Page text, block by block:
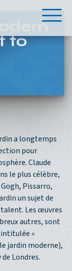
to
a longtemps
pour
Claude
le plus célèbre,
Pissarro,
un sujet de
Les œuvres
autres, sont
«
jardin moderne),
Londres.